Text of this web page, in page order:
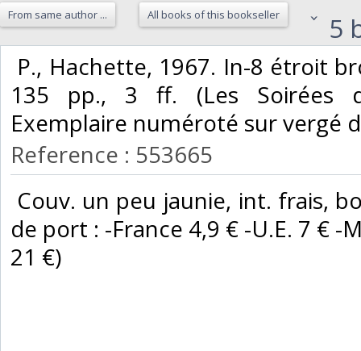
From same author ... All books of this bookseller 5
P., Hachette, 1967. In-8 étroit
135 pp., 3 ff. (Les Soirées
Exemplaire numéroté sur vergé
Reference : 553665
Couv. un peu jaunie, int. frais,
de port : -France 4,9 € -U.E. 7 € -
21 €) ‎